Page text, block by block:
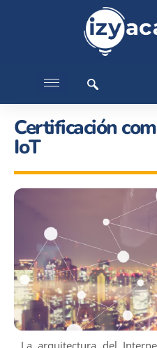
Certificación
IoT
La arquitectura del